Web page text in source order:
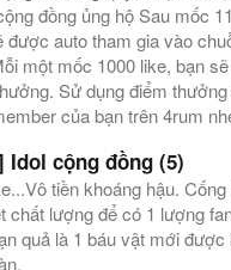
đồng ủng hộ Sau mốc
được auto tham gia vào
một mốc 1000 like, bạn
Sử dụng điểm
của bạn trên 4rum
Idol cộng đồng (5)
tiền khoáng hậu.
chất lượng để có 1 lượng
quả là 1 báu vật mới